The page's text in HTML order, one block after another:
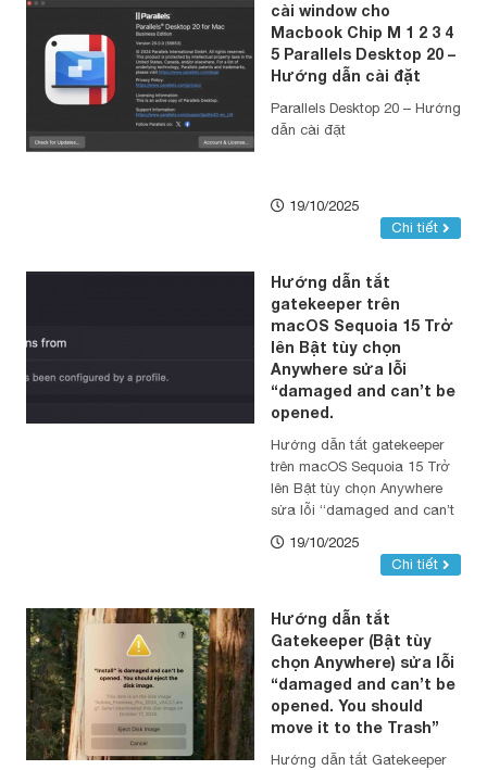
cài window cho
Macbook Chip M 1 2 3 4
5 Parallels Desktop 20 –
Hướng dẫn cài đặt
Parallels Desktop 20 – Hướng
dẫn cài đặt
19/10/2025
Chi tiết
Hướng dẫn tắt
gatekeeper trên
macOS Sequoia 15 Trở
lên Bật tùy chọn
Anywhere sửa lỗi
“damaged and can’t be
opened.
Hướng dẫn tắt gatekeeper
trên macOS Sequoia 15 Trở
lên Bật tùy chọn Anywhere
sửa lỗi “damaged and can’t
be opened.
19/10/2025
Chi tiết
Hướng dẫn tắt
Gatekeeper (Bật tùy
chọn Anywhere) sửa lỗi
“damaged and can’t be
opened. You should
move it to the Trash”
Hướng dẫn tắt Gatekeeper